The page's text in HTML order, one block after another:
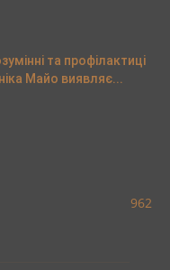
та профілактиці
Майо виявляє...
962